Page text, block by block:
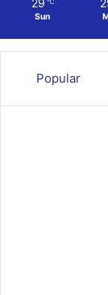
Sun
Popular